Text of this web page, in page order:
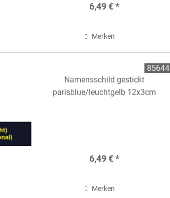
6,49 € *
Merken
Namensschild gestickt
parisblue/leuchtgelb 12x3cm
6,49 € *
Merken
85644